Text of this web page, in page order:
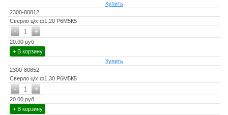
Купить
2300-80812
Сверло ц/х ф1,20 Р6М5К5
+
- 1
20.00 руб
+ В корзину
Купить
2300-80852
Сверло ц/х ф1,30 Р6М5К5
+
- 1
20.00 руб
+ В корзину